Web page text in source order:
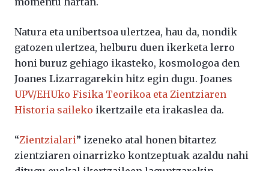
Natura eta unibertsoa ulertzea, hau da, nondik
gatozen ulertzea, helburu duen ikerketa lerro
honi buruz gehiago ikasteko, kosmologoa den
Joanes Lizarragarekin hitz egin dugu. Joanes
UPV/EHUko Fisika Teorikoa eta Zientziaren
Historia saileko ikertzaile eta irakaslea da.
“Zientzialari” izeneko atal honen bitartez
zientziaren oinarrizko kontzeptuak azaldu nahi